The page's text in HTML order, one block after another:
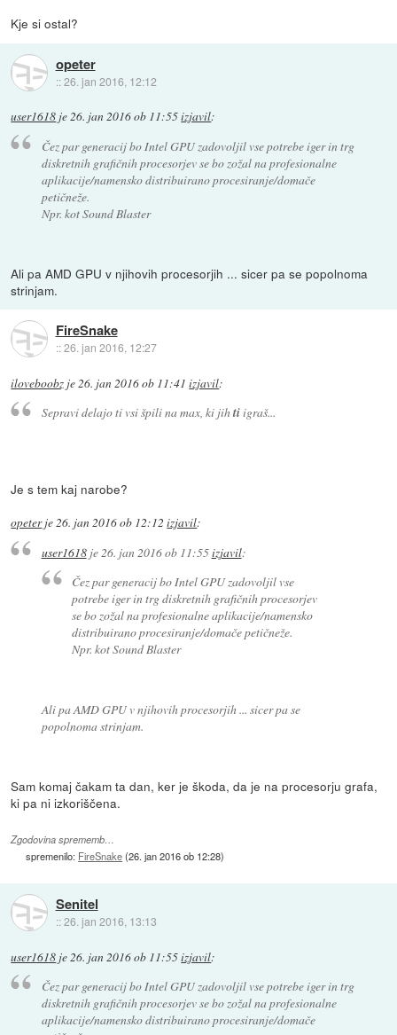
Kje si ostal?
opeter
::26. jan 2016, 12:12
user1618 je26. jan 2016 ob 11:55izjavil:
Čez par generacij bo Intel GPU zadovoljil vse potrebe iger in trg
diskretnih grafičnih procesorjev se bo zožal na profesionalne
aplikacije/namensko distribuirano procesiranje/domače
petičneže.
Npr. kot Sound Blaster
Ali pa AMD GPU v njihovih procesorjih ... sicer pa se popolnoma
strinjam.
FireSnake
::26. jan 2016, 12:27
iloveboobz je26. jan 2016 ob 11:41 izjavil:
Sepravi delajo ti vsi špili namax, ki jihtiigraš...
Je s tem kaj narobe?
opeterje26. jan 2016 ob 12:12 izjavil:
user1618je26. jan 2016 ob 11:55izjavil:
Čez par generacij bo Intel GPU zadovoljil vse
potrebe iger in trg diskretnih grafičnih procesorjev
se bo zožal na profesionalne aplikacije/namensko
distribuirano procesiranje/domače petičneže.
Npr. kot Sound Blaster
Ali pa AMD GPU v njihovih procesorjih ... sicer pa se
popolnoma strinjam.
Sam komaj čakam ta dan, ker je škoda, da je na procesorju grafa,
ki pa ni izkoriščena.
Zgodovina sprememb…
spremenilo: FireSnake(26. jan 2016 ob 12:28)
Senitel
::26. jan 2016, 13:13
user1618 je 26. jan 2016 ob 11:55izjavil:
Čez par generacij bo Intel GPU zadovoljil vse potrebe iger in trg
diskretnih grafičnih procesorjev se bo zožal na profesionalne
aplikacije/namensko distribuirano procesiranje/domače